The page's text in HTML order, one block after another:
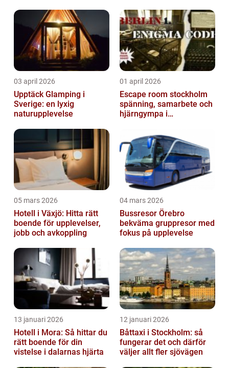
03 april 2026
Upptäck Glamping i
Sverige: en lyxig
naturupplevelse
01 april 2026
Escape room stockholm
spänning, samarbete och
hjärngympa i
05 mars 2026
Hotell i Växjö: Hitta rätt
boende för upplevelser,
jobb och avkoppling
04 mars 2026
Bussresor Örebro
bekväma gruppresor med
fokus på upplevelse
13 januari 2026
Hotell i Mora: Så hittar du
rätt boende för din
vistelse i dalarnas hjärta
12 januari 2026
Båttaxi i Stockholm: så
fungerar det och därför
väljer allt fler sjövägen